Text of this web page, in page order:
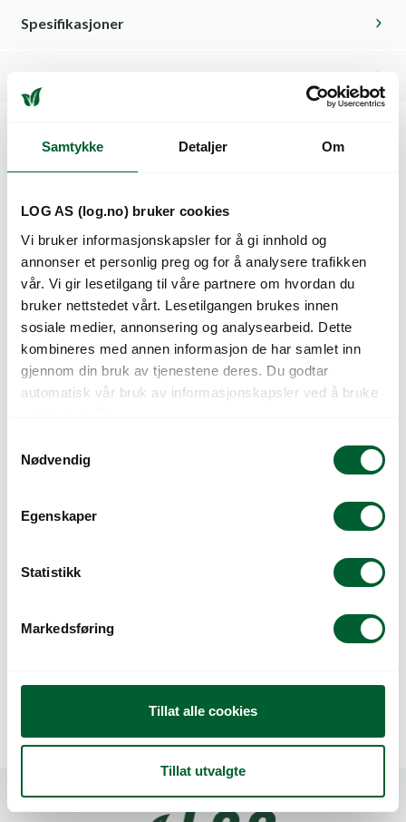
Samtykke Detaljer Om
LOG AS (log.no) bruker cookies
Vi bruker informasjonskapsler for å gi innhold og
annonser et personlig preg og for å analysere trafikken
vår. Vi gir lesetilgang til våre partnere om hvordan du
bruker nettstedet vårt. Lesetilgangen brukes innen
sosiale medier, annonsering og analysearbeid. Dette
kombineres med annen informasjon de har samlet inn
gjennom din bruk av tjenestene deres. Du godtar
automatisk vår bruk av informasjonskapsler ved å bruke
Nødvendig
Egenskaper
Statistikk
Markedsføring
Tillat alle cookies
Tillat utvalgte
Spesifikasjoner
Kunder så også på
LØSE VEKER Ø110
LØSE VEKER Ø160
PÅFYLLINGSKIT Ø110